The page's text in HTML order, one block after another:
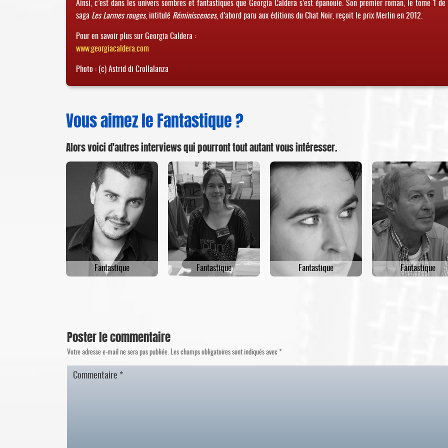
Ainsi, c’est dans les univers sombres et fantastiques que Georgia Caldera s’est épanouie. Son premier roman, le tome 1 de
saga Les Larmes rouges, intitulé Réminiscences, d’abord paru aux éditions du Chat Noir, reçoit le prix Merlin en 2012.
Pour en savoir plus sur Georgia Caldera :
www.georgiacaldera.com
Photo : (c) Astrid di Crollalanza
Vous aimez le Fantastique ?
Alors voici d'autres interviews qui pourront tout autant vous intéresser.
Fantastique Fantastique Fantastique Fantastique
Poster le commentaire
Votre adresse e-mail ne sera pas publiée. Les champs obligatoires sont indiqués avec *